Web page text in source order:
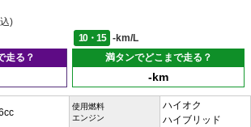
)
10・15
-km/L
走る？
満タンでどこまで走る？
-km
使用燃料
エンジン
ハイオク
ハイブリッド